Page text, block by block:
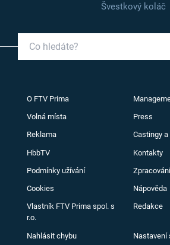
Švestkový koláč
O FTV Prima
Volná místa Press
Reklama Castingy a
HbbTV Kontakty
Podmínky užívání
Cookies Nápověda
Vlastník FTV Prima spol. s
r.o.
Redakce
Nahlásit chybu Nastavení